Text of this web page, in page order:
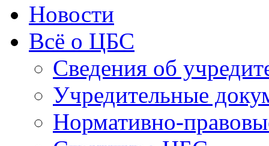
Новости
Всё о ЦБС
Сведения об
Учредительные
Нормативно-